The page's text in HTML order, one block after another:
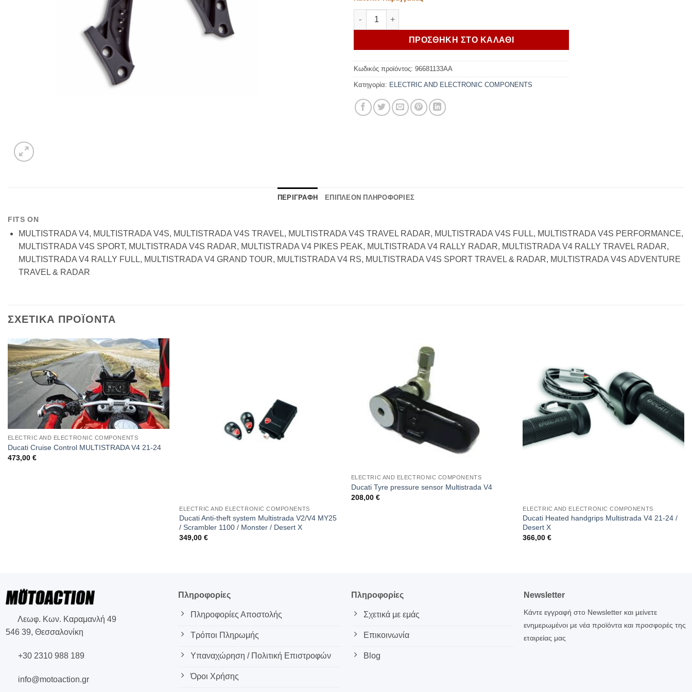
Ducati High support for navigator Multistrada V4 ποσότητα
ΠΡΟΣΘΗΚΗ ΣΤΟ ΚΑΛΑΘΙ
Κωδικός προϊόντος: 96681133AA
Κατηγορία: ELECTRIC AND ELECTRONIC COMPONENTS
ΠΕΡΙΓΡΑΦΗ ΕΠΙΠΛΕΟΝ ΠΛΗΡΟΦΟΡΙΕΣ
FITS ON
MULTISTRADA V4, MULTISTRADA V4S, MULTISTRADA V4S TRAVEL, MULTISTRADA V4S TRAVEL RADAR, MULTISTRADA V4S FULL, MULTISTRADA V4S PERFORMANCE,
MULTISTRADA V4S SPORT, MULTISTRADA V4S RADAR, MULTISTRADA V4 PIKES PEAK, MULTISTRADA V4 RALLY RADAR, MULTISTRADA V4 RALLY TRAVEL RADAR,
MULTISTRADA V4 RALLY FULL, MULTISTRADA V4 GRAND TOUR, MULTISTRADA V4 RS, MULTISTRADA V4S SPORT TRAVEL & RADAR, MULTISTRADA V4S ADVENTURE
TRAVEL & RADAR
ΣΧΕΤΙΚΑ ΠΡΟΪΟΝΤΑ
ELECTRIC AND ELECTRONIC COMPONENTS
Ducati Cruise Control MULTISTRADA V4 21-24
473,00 €
ELECTRIC AND ELECTRONIC COMPONENTS
Ducati Anti-theft system Multistrada V2/V4 MY25
/ Scrambler 1100 / Monster / Desert X
349,00€
ELECTRIC AND ELECTRONIC COMPONENTS
Ducati Tyre pressure sensor Multistrada V4
208,00 €
ELECTRIC AND ELECTRONIC COMPONENTS
Ducati Heated handgrips Multistrada V4 21-24 /
Desert X
366,00€
Λεωφ. Κων. Καραμανλή 49
546 39, Θεσσαλονίκη
+30 2310 988 189
info@motoaction.gr
Πληροφορίες
Πληροφορίες Αποστολής
Τρόποι Πληρωμής
Υπαναχώρηση / Πολιτική Επιστροφών
Όροι Χρήσης
Πληροφορίες
Σχετικά με εμάς
Επικοινωνία
Blog
Newsletter
Κάντε εγγραφή στο Newsletter και μείνετε
ενημερωμένοι με νέα προϊόντα και προσφορές της
εταιρείας μας